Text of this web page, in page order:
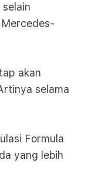
akan
selama
Formula
yang lebih